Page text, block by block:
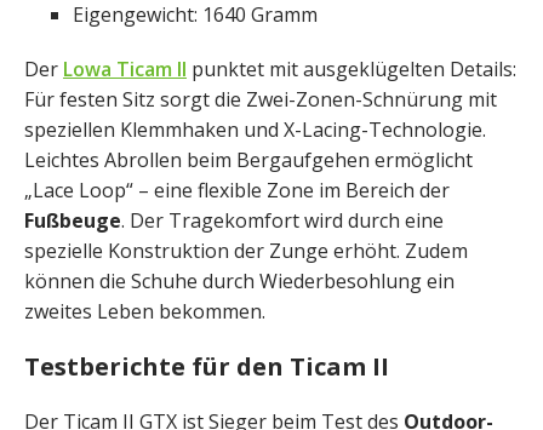
Eigengewicht: 1640 Gramm
Der Lowa Ticam II punktet mit ausgeklügelten Details:
Für festen Sitz sorgt die Zwei-Zonen-Schnürung mit
speziellen Klemmhaken und X-Lacing-Technologie.
Leichtes Abrollen beim Bergaufgehen ermöglicht
„Lace Loop“ – eine flexible Zone im Bereich der
Fußbeuge. Der Tragekomfort wird durch eine
spezielle Konstruktion der Zunge erhöht. Zudem
können die Schuhe durch Wiederbesohlung ein
zweites Leben bekommen.
Testberichte für den Ticam II
Der Ticam II GTX ist Sieger beim Test des Outdoor-